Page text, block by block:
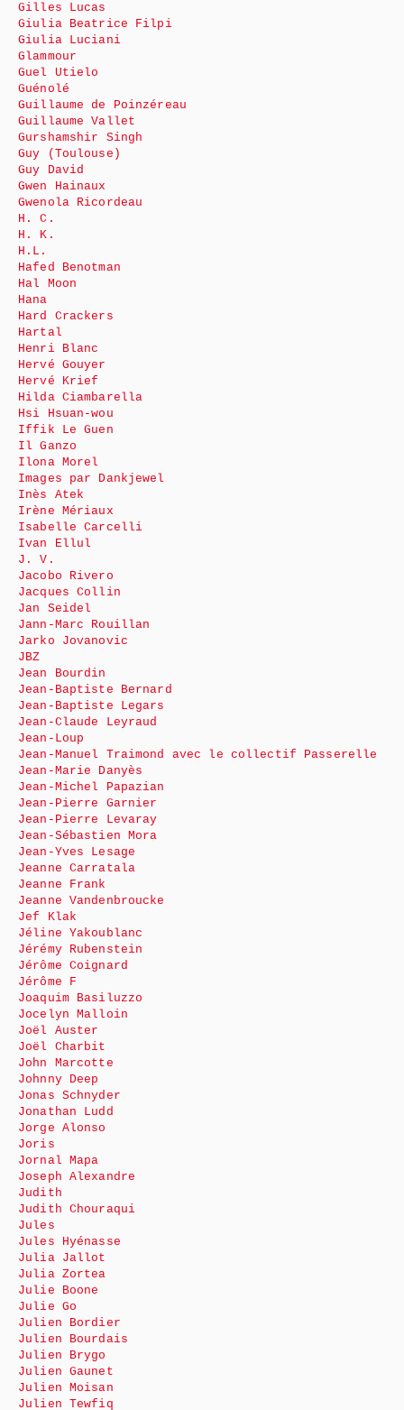
Gilles Lucas
Giulia Beatrice Filpi
Giulia Luciani
Glammour
Guel Utielo
Guénolé
Guillaume de Poinzéreau
Guillaume Vallet
Gurshamshir Singh
Guy (Toulouse)
Guy David
Gwen Hainaux
Gwenola Ricordeau
H. C.
H. K.
H.L.
Hafed Benotman
Hal Moon
Hana
Hard Crackers
Hartal
Henri Blanc
Hervé Gouyer
Hervé Krief
Hilda Ciambarella
Hsi Hsuan-wou
Iffik Le Guen
Il Ganzo
Ilona Morel
Images par Dankjewel
Inès Atek
Irène Mériaux
Isabelle Carcelli
Ivan Ellul
J. V.
Jacobo Rivero
Jacques Collin
Jan Seidel
Jann-Marc Rouillan
Jarko Jovanovic
JBZ
Jean Bourdin
Jean-Baptiste Bernard
Jean-Baptiste Legars
Jean-Claude Leyraud
Jean-Loup
Jean-Manuel Traimond avec le collectif Passerelle
Jean-Marie Danyès
Jean-Michel Papazian
Jean-Pierre Garnier
Jean-Pierre Levaray
Jean-Sébastien Mora
Jean-Yves Lesage
Jeanne Carratala
Jeanne Frank
Jeanne Vandenbroucke
Jef Klak
Jéline Yakoublanc
Jérémy Rubenstein
Jérôme Coignard
Jérôme F
Joaquim Basiluzzo
Jocelyn Malloin
Joël Auster
Joël Charbit
John Marcotte
Johnny Deep
Jonas Schnyder
Jonathan Ludd
Jorge Alonso
Joris
Jornal Mapa
Joseph Alexandre
Judith
Judith Chouraqui
Jules
Jules Hyénasse
Julia Jallot
Julia Zortea
Julie Boone
Julie Go
Julien Bordier
Julien Bourdais
Julien Brygo
Julien Gaunet
Julien Moisan
Julien Tewfiq